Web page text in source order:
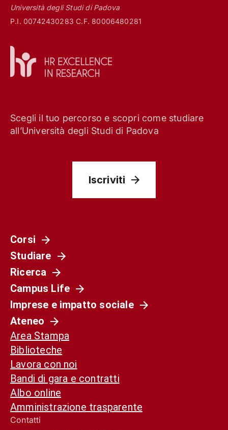
Università degli Studi di Padova
P.I. 00742430283 C.F. 80006480281
Scegli il tuo percorso e scopri come studiare
all’Università degli Studi di Padova
Iscriviti
Corsi
Studiare
Ricerca
Campus Life
Imprese e impatto sociale
Ateneo
Area Stampa
Biblioteche
Lavora con noi
Bandi di gara e contratti
Albo online
Amministrazione trasparente
Contatti